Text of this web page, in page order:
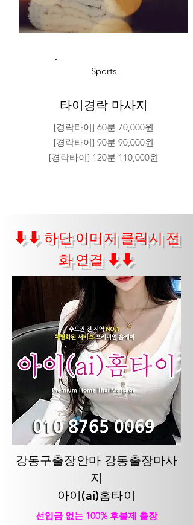
Sports
타이경락 마사지
[경락타이] 60분 70,000원
[경락타이] 90분 90,000원
[경락타이] 120분 110,000원
⬇⬇ 하단 이미지 클릭시 전
화 연결 ⬇⬇
강동구출장안마 강동출장마사
지
아이(ai)홈타이
선입금 없는 100% 후불제 출장